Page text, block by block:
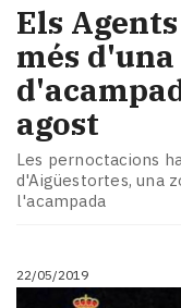
Els
més
agost
Les pernoctacions
d'Aigüestortes, una
l'acampada
22/05/2019